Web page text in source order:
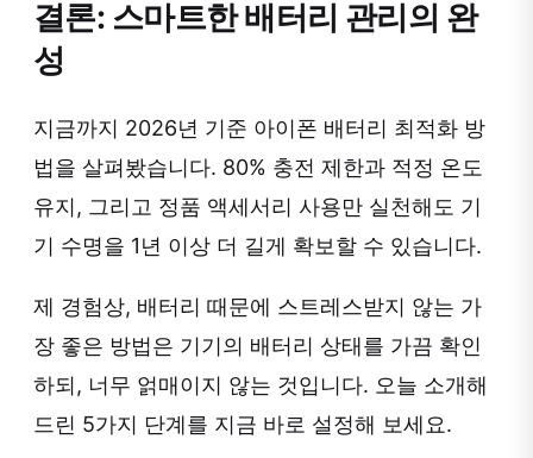
결론: 스마트한 배터리 관리의 완
성
지금까지 2026년 기준 아이폰 배터리 최적화 방
법을 살펴봤습니다. 80% 충전 제한과 적정 온도
유지, 그리고 정품 액세서리 사용만 실천해도 기
기 수명을 1년 이상 더 길게 확보할 수 있습니다.
제 경험상, 배터리 때문에 스트레스받지 않는 가
장 좋은 방법은 기기의 배터리 상태를 가끔 확인
하되, 너무 얽매이지 않는 것입니다. 오늘 소개해
드린 5가지 단계를 지금 바로 설정해 보세요.